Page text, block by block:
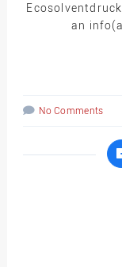
an
No Comments